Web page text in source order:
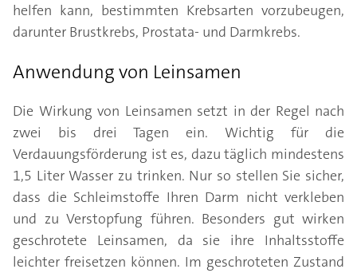
helfen kann, bestimmten Krebsarten vorzubeugen,
darunter Brustkrebs, Prostata- und Darmkrebs.
Anwendung von Leinsamen
Die Wirkung von Leinsamen setzt in der Regel nach
zwei bis drei Tagen ein. Wichtig für die
Verdauungsförderung ist es, dazu täglich mindestens
1,5 Liter Wasser zu trinken. Nur so stellen Sie sicher,
dass die Schleimstoffe Ihren Darm nicht verkleben
und zu Verstopfung führen. Besonders gut wirken
geschrotete Leinsamen, da sie ihre Inhaltsstoffe
leichter freisetzen können. Im geschroteten Zustand